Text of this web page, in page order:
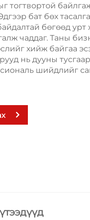
тогтвортой
бат бөх
бөгөөд урт
чаддаг. Таны
хийж байгаа
нь дууны
шийдлийг